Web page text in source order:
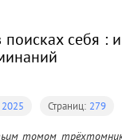
себя :
2025 Страниц: 279
томом